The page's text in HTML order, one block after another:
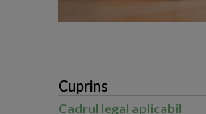
Cuprins
Cadrul legal aplicabil